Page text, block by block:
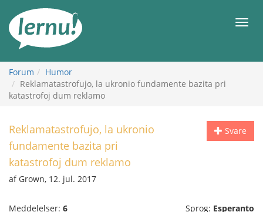
indholdet
Forum
Humor
Reklamatastrofujo, la ukronio fundamente bazita pri
katastrofoj dum reklamo
Svare
Reklamatastrofujo, la ukronio
fundamente bazita pri
katastrofoj dum reklamo
af Grown, 12. jul. 2017
Meddelelser: 6 Sprog: Esperanto